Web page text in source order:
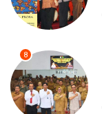
8